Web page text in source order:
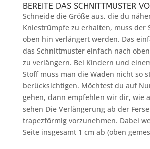
BEREITE DAS SCHNITTMUSTER
Schneide die Größe aus, die du
Kniestrümpfe zu erhalten, muss der
oben hin verlängert werden. Das
das Schnittmuster einfach nach
zu verlängern. Bei Kindern und
Stoff muss man die Waden nicht so
berücksichtigen. Möchtest du auf
gehen, dann empfehlen wir dir, wie
sehen Die Verlängerung ab der
trapezförmig vorzunehmen. Dabei
Seite insgesamt 1 cm ab (oben